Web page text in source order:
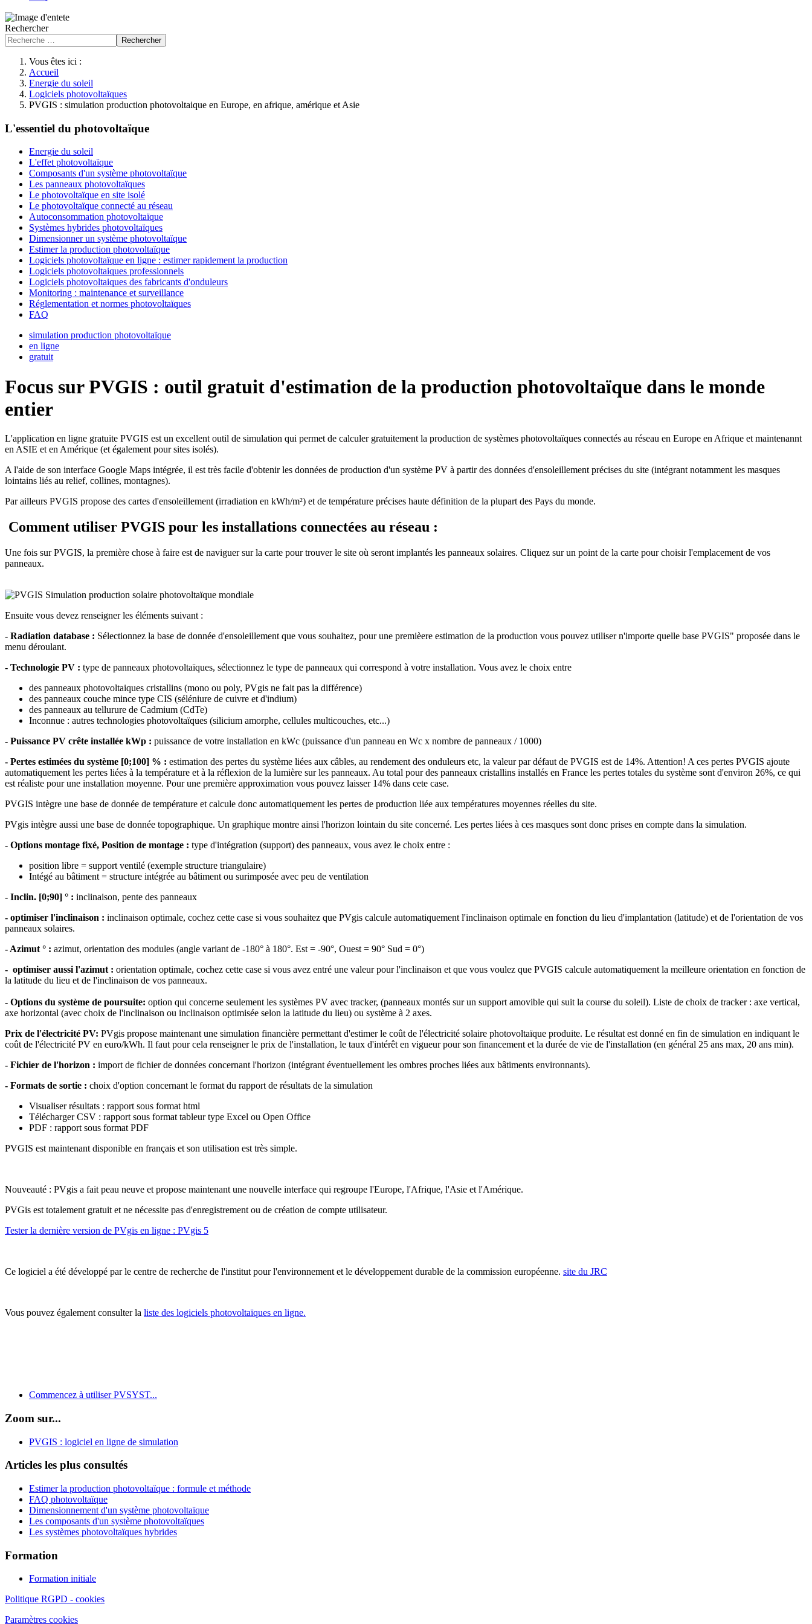
Rechercher
Rechercher
Vous êtes ici :
Accueil
Energie du soleil
Logiciels photovoltaïques
PVGIS : simulation production photovoltaique en Europe, en afrique, amérique et Asie
L'essentiel du photovoltaïque
Energie du soleil
L'effet photovoltaïque
Composants d'un système photovoltaïque
Les panneaux photovoltaïques
Le photovoltaïque en site isolé
Le photovoltaïque connecté au réseau
Autoconsommation photovoltaïque
Systèmes hybrides photovoltaïques
Dimensionner un système photovoltaïque
Estimer la production photovoltaïque
Logiciels photovoltaïque en ligne : estimer rapidement la production
Logiciels photovoltaiques professionnels
Logiciels photovoltaiques des fabricants d'onduleurs
Monitoring : maintenance et surveillance
Réglementation et normes photovoltaïques
FAQ
simulation production photovoltaïque
en ligne
gratuit
Focus sur PVGIS : outil gratuit d'estimation de la production photovoltaïque dans le monde
entier
L'application en ligne gratuite PVGIS est un excellent outil de simulation qui permet de calculer gratuitement la production de systèmes photovoltaïques connectés au réseau en Europe en Afrique et maintenannt
en ASIE et en Amérique (et également pour sites isolés).
A l'aide de son interface Google Maps intégrée, il est très facile d'obtenir les données de production d'un système PV à partir des données d'ensoleillement précises du site (intégrant notamment les masques
lointains liés au relief, collines, montagnes).
Par ailleurs PVGIS propose des cartes d'ensoleillement (irradiation en kWh/m²) et de température précises haute définition de la plupart des Pays du monde.
Comment utiliser PVGIS pour les installations connectées au réseau :
Une fois sur PVGIS, la première chose à faire est de naviguer sur la carte pour trouver le site où seront implantés les panneaux solaires. Cliquez sur un point de la carte pour choisir l'emplacement de vos
panneaux.
Ensuite vous devez renseigner les éléments suivant :
- Radiation database : Sélectionnez la base de donnée d'ensoleillement que vous souhaitez, pour une premièere estimation de la production vous pouvez utiliser n'importe quelle base PVGIS" proposée dans le
menu déroulant.
- Technologie PV : type de panneaux photovoltaïques, sélectionnez le type de panneaux qui correspond à votre installation. Vous avez le choix entre
des panneaux photovoltaiques cristallins (mono ou poly, PVgis ne fait pas la différence)
des panneaux couche mince type CIS (séléniure de cuivre et d'indium)
des panneaux au tellurure de Cadmium (CdTe)
Inconnue : autres technologies photovoltaïques (silicium amorphe, cellules multicouches, etc...)
- Puissance PV crête installée kWp : puissance de votre installation en kWc (puissance d'un panneau en Wc x nombre de panneaux / 1000)
- Pertes estimées du système [0;100] % : estimation des pertes du système liées aux câbles, au rendement des onduleurs etc, la valeur par défaut de PVGIS est de 14%. Attention! A ces pertes PVGIS ajoute
automatiquement les pertes liées à la température et à la réflexion de la lumière sur les panneaux. Au total pour des panneaux cristallins installés en France les pertes totales du système sont d'environ 26%, ce qui
est réaliste pour une installation moyenne. Pour une première approximation vous pouvez laisser 14% dans cete case.
PVGIS intègre une base de donnée de température et calcule donc automatiquement les pertes de production liée aux températures moyennes réelles du site.
PVgis intègre aussi une base de donnée topographique. Un graphique montre ainsi l'horizon lointain du site concerné. Les pertes liées à ces masques sont donc prises en compte dans la simulation.
- Options montage fixé, Position de montage : type d'intégration (support) des panneaux, vous avez le choix entre :
position libre = support ventilé (exemple structure triangulaire)
Intégé au bâtiment = structure intégrée au bâtiment ou surimposée avec peu de ventilation
- Inclin. [0;90] ° : inclinaison, pente des panneaux
- optimiser l'inclinaison : inclinaison optimale, cochez cette case si vous souhaitez que PVgis calcule automatiquement l'inclinaison optimale en fonction du lieu d'implantation (latitude) et de l'orientation de vos
panneaux solaires.
- Azimut ° : azimut, orientation des modules (angle variant de -180° à 180°. Est = -90°, Ouest = 90° Sud = 0°)
- optimiser aussi l'azimut : orientation optimale, cochez cette case si vous avez entré une valeur pour l'inclinaison et que vous voulez que PVGIS calcule automatiquement la meilleure orientation en fonction de
la latitude du lieu et de l'inclinaison de vos panneaux.
- Options du système de poursuite: option qui concerne seulement les systèmes PV avec tracker, (panneaux montés sur un support amovible qui suit la course du soleil). Liste de choix de tracker : axe vertical,
axe horizontal (avec choix de l'inclinaison ou inclinaison optimisée selon la latitude du lieu) ou système à 2 axes.
Prix de l'électricité PV: PVgis propose maintenant une simulation financière permettant d'estimer le coût de l'électricité solaire photovoltaïque produite. Le résultat est donné en fin de simulation en indiquant le
coût de l'électricité PV en euro/kWh. Il faut pour cela renseigner le prix de l'installation, le taux d'intérêt en vigueur pour son financement et la durée de vie de l'installation (en général 25 ans max, 20 ans min).
- Fichier de l'horizon : import de fichier de données concernant l'horizon (intégrant éventuellement les ombres proches liées aux bâtiments environnants).
- Formats de sortie : choix d'option concernant le format du rapport de résultats de la simulation
Visualiser résultats : rapport sous format html
Télécharger CSV : rapport sous format tableur type Excel ou Open Office
PDF : rapport sous format PDF
PVGIS est maintenant disponible en français et son utilisation est très simple.
Nouveauté : PVgis a fait peau neuve et propose maintenant une nouvelle interface qui regroupe l'Europe, l'Afrique, l'Asie et l'Amérique.
PVGis est totalement gratuit et ne nécessite pas d'enregistrement ou de création de compte utilisateur.
Tester la dernière version de PVgis en ligne : PVgis 5
Ce logiciel a été développé par le centre de recherche de l'institut pour l'environnement et le développement durable de la commission européenne. site du JRC
Vous pouvez également consulter la liste des logiciels photovoltaïques en ligne.
Commencez à utiliser PVSYST...
Zoom sur...
PVGIS : logiciel en ligne de simulation
Articles les plus consultés
Estimer la production photovoltaïque : formule et méthode
FAQ photovoltaïque
Dimensionnement d'un système photovoltaïque
Les composants d'un système photovoltaïques
Les systèmes photovoltaïques hybrides
Formation
Formation initiale
Politique RGPD - cookies
Paramètres cookies